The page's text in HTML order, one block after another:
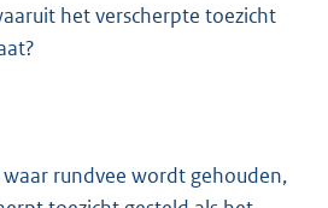
het verscherpte toezicht
rundvee wordt gehouden,